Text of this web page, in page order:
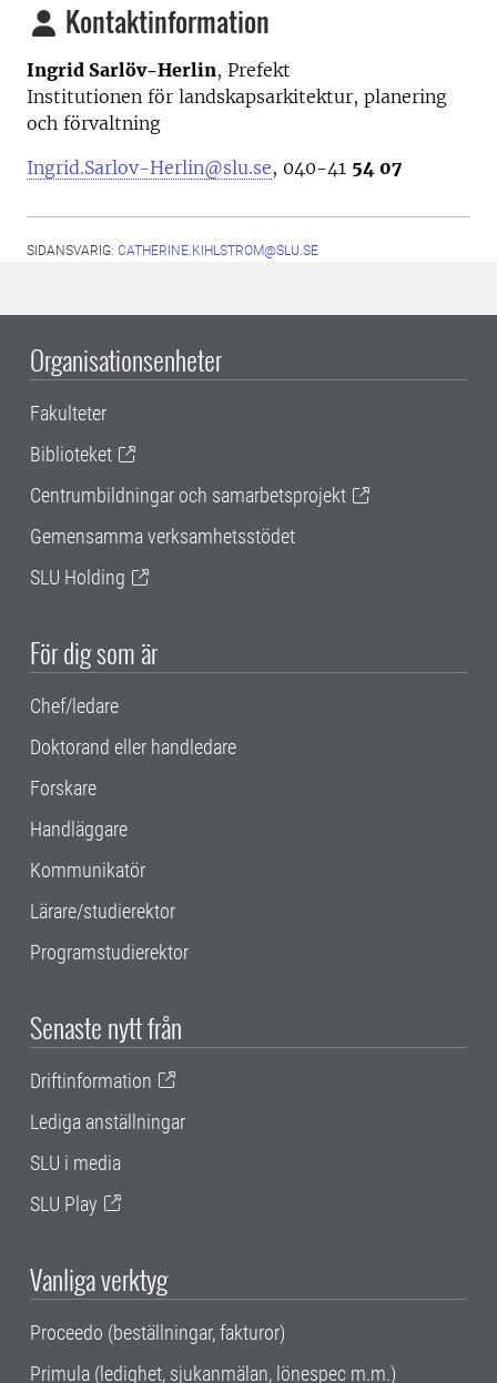
Kontaktinformation
Ingrid Sarlöv-Herlin, Prefekt
Institutionen för landskapsarkitektur, planering
och förvaltning
Ingrid.Sarlov-Herlin@slu.se, 040-41 54 07
SIDANSVARIG: CATHERINE.KIHLSTROM@SLU.SE
Organisationsenheter
Fakulteter
Biblioteket
Centrumbildningar och samarbetsprojekt
Gemensamma verksamhetsstödet
SLU Holding
För dig som är
Chef/ledare
Doktorand eller handledare
Forskare
Handläggare
Kommunikatör
Lärare/studierektor
Programstudierektor
Senaste nytt från
Driftinformation
Lediga anställningar
SLU i media
SLU Play
Vanliga verktyg
Proceedo (beställningar, fakturor)
Primula (ledighet, sjukanmälan, lönespec m.m.)